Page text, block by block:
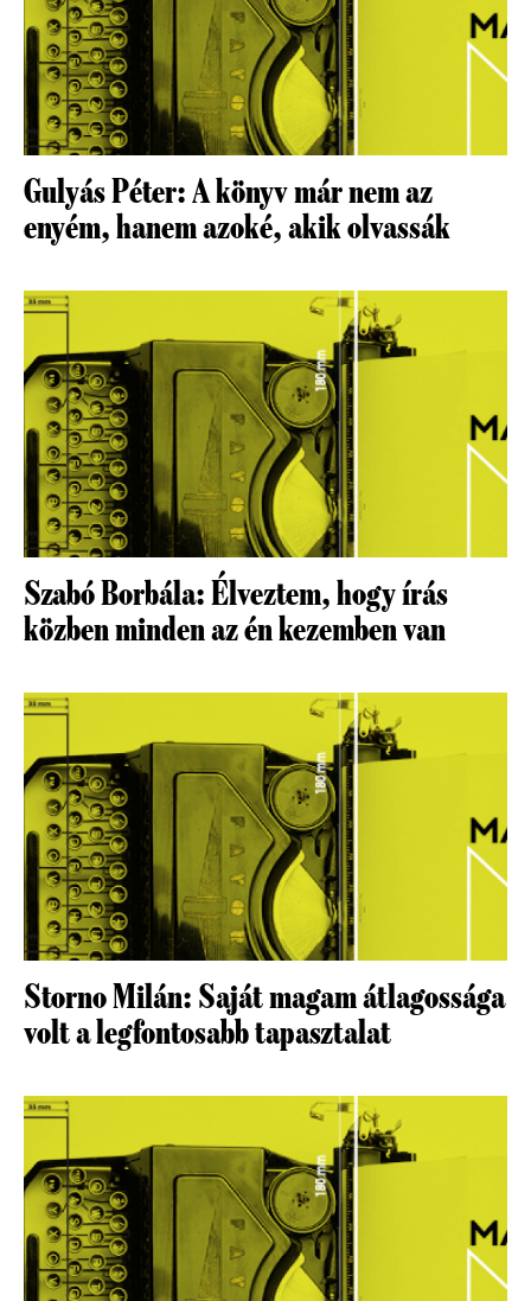
Gulyás Péter: A könyv már nem az
enyém, hanem azoké, akik olvassák
Szabó Borbála: Élveztem, hogy írás
közben minden az én kezemben van
Storno Milán: Saját magam átlagossága
volt a legfontosabb tapasztalat